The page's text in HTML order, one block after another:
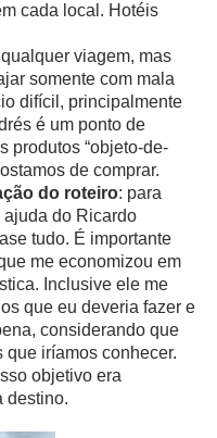
cada local. Hotéis
viagem, mas
somente com mala
difícil, principalmente
é um ponto de
produtos “objeto-de-
de comprar.
do roteiro: para
do Ricardo
tudo. É importante
me economizou em
Inclusive ele me
que eu deveria fazer e
considerando que
iríamos conhecer.
objetivo era
destino.